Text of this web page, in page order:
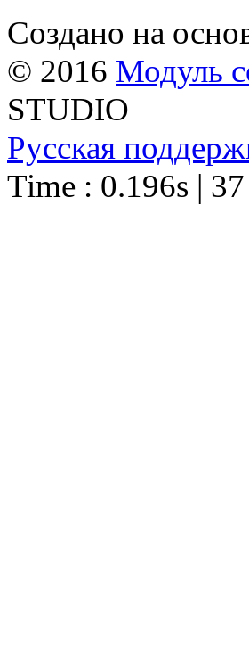
Создано на
© 2016 Модуль
STUDIO
Русская
Time : 0.196s |